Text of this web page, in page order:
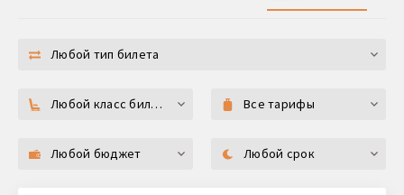
Любой тип билета
Любой класс билета Все тарифы
Любой бюджет Любой срок